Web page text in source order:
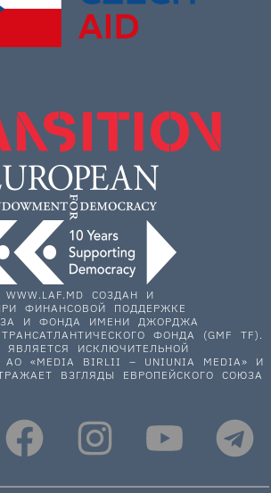
СОЗДАН И
ФИНАНСОВОЙ ПОДДЕРЖКЕ
И ФОНДА ИМЕНИ ДЖОРДЖА
ФОНДА (GMF TF).
ЯВЛЯЕТСЯ ИСКЛЮЧИТЕЛЬНОЙ
«MEDIA BIRLII – UNIUNIA MEDIA» И
ВЗГЛЯДЫ ЕВРОПЕЙСКОГО СОЮЗА